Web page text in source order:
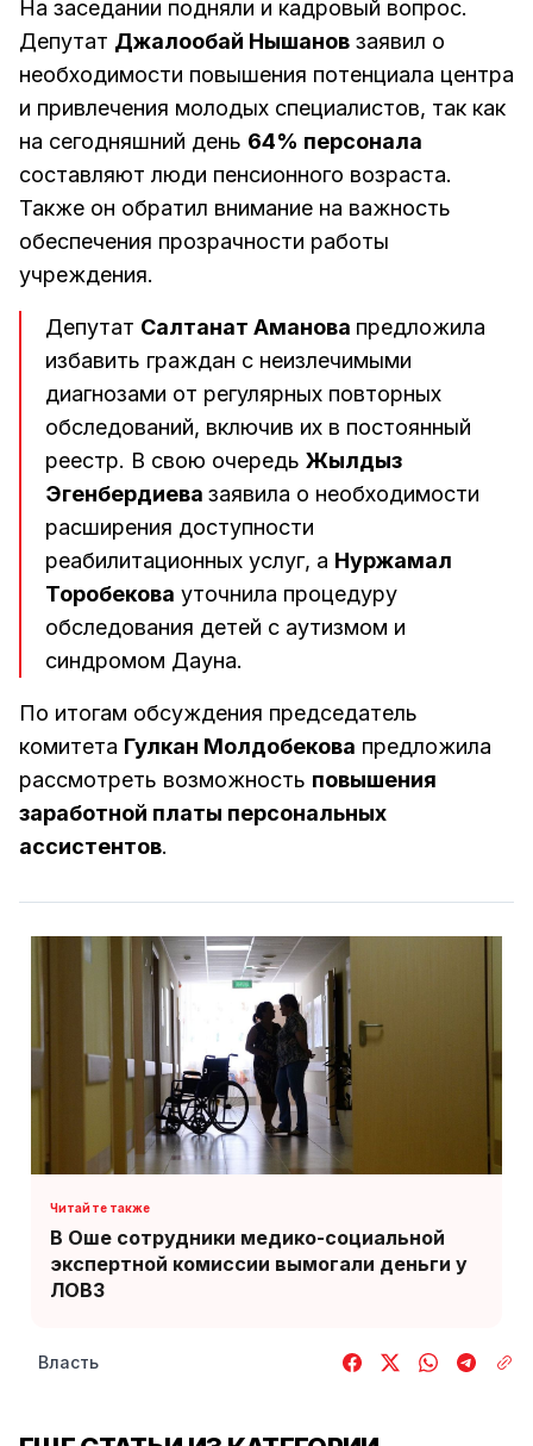
На заседании подняли и кадровый вопрос.
Депутат Джалообай Нышанов заявил о
необходимости повышения потенциала центра
и привлечения молодых специалистов, так как
на сегодняшний день 64% персонала
составляют люди пенсионного возраста.
Также он обратил внимание на важность
обеспечения прозрачности работы
учреждения.
Депутат Салтанат Аманова предложила
избавить граждан с неизлечимыми
диагнозами от регулярных повторных
обследований, включив их в постоянный
реестр. В свою очередь Жылдыз
Эгенбердиева заявила о необходимости
расширения доступности
реабилитационных услуг, а Нуржамал
Торобекова уточнила процедуру
обследования детей с аутизмом и
синдромом Дауна.
По итогам обсуждения председатель
комитета Гулкан Молдобекова предложила
рассмотреть возможность повышения
заработной платы персональных
ассистентов.
В Оше сотрудники медико-социальной
экспертной комиссии вымогали деньги у
ЛОВЗ
Власть